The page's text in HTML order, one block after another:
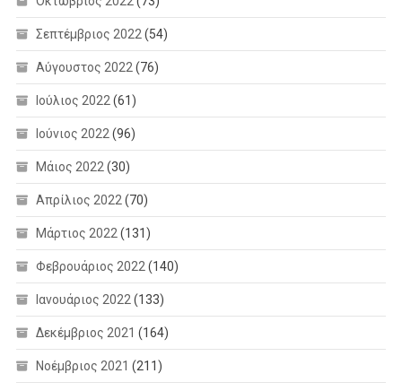
Σεπτέμβριος 2022 (54)
Αύγουστος 2022 (76)
Ιούλιος 2022 (61)
Ιούνιος 2022 (96)
Μάιος 2022 (30)
Απρίλιος 2022 (70)
Μάρτιος 2022 (131)
Φεβρουάριος 2022 (140)
Ιανουάριος 2022 (133)
Δεκέμβριος 2021 (164)
Νοέμβριος 2021 (211)